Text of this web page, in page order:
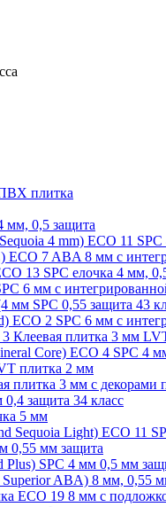
плитка
мм, 0,5 защита
4 mm) ECO 11
7 ABA 8 мм с
13 SPC елочка 4 мм,
6 мм с
мм SPC 0,55 защита 43
ECO 2 SPC 6 мм с
Клеевая плитка 3 мм
Core) ECO 4 SPC 4
плитка 2 мм
плитка 3 мм с декорами
защита 34 класс
5 мм
Sequoia Light) ECO 11
0,55 мм защита
SPC 4 мм 0,5 мм
ABA) 8 мм, 0,55
ECO 19 8 мм с